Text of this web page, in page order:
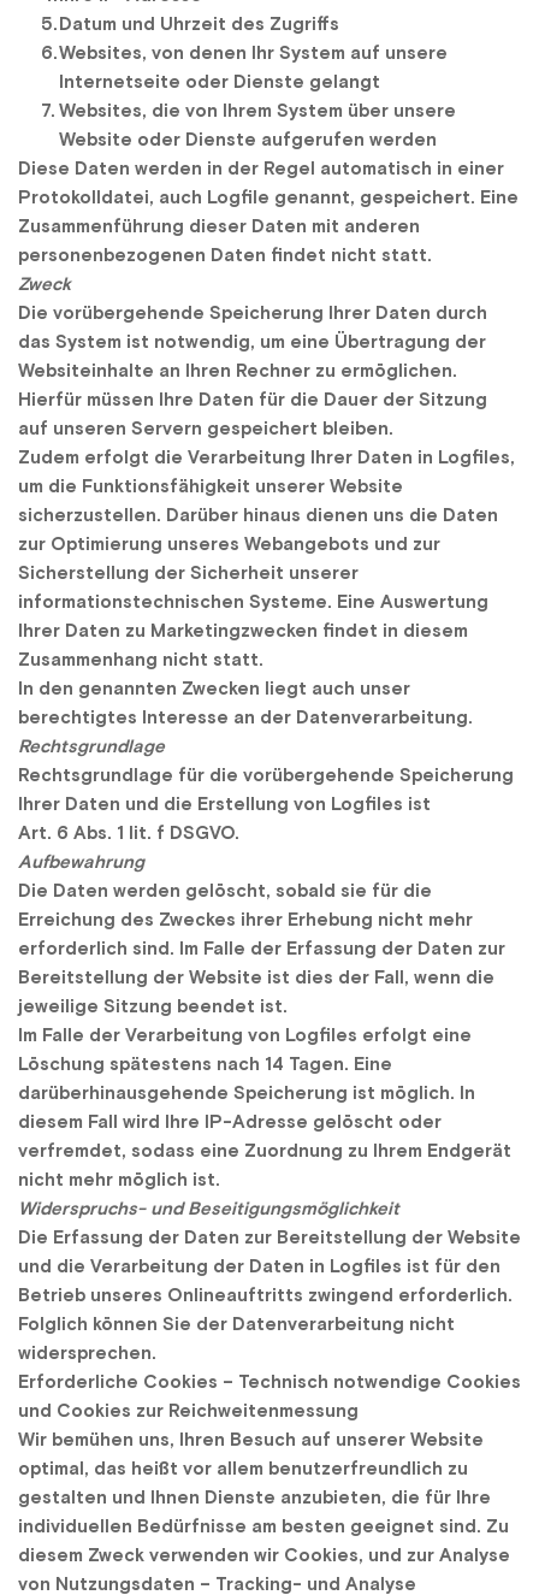
Datum und Uhrzeit des Zugriffs
Websites, von denen Ihr System auf unsere
Internetseite oder Dienste gelangt
Websites, die von Ihrem System über unsere
Website oder Dienste aufgerufen werden
Diese Daten werden in der Regel automatisch in einer
Protokolldatei, auch Logfile genannt, gespeichert. Eine
Zusammenführung dieser Daten mit anderen
personenbezogenen Daten findet nicht statt.
Zweck
Die vorübergehende Speicherung Ihrer Daten durch
das System ist notwendig, um eine Übertragung der
Websiteinhalte an Ihren Rechner zu ermöglichen.
Hierfür müssen Ihre Daten für die Dauer der Sitzung
auf unseren Servern gespeichert bleiben.
Zudem erfolgt die Verarbeitung Ihrer Daten in Logfiles,
um die Funktionsfähigkeit unserer Website
sicherzustellen. Darüber hinaus dienen uns die Daten
zur Optimierung unseres Webangebots und zur
Sicherstellung der Sicherheit unserer
informationstechnischen Systeme. Eine Auswertung
Ihrer Daten zu Marketingzwecken findet in diesem
Zusammenhang nicht statt.
In den genannten Zwecken liegt auch unser
berechtigtes Interesse an der Datenverarbeitung.
Rechtsgrundlage
Rechtsgrundlage für die vorübergehende Speicherung
Ihrer Daten und die Erstellung von Logfiles ist
Art. 6 Abs. 1 lit. f DSGVO.
Aufbewahrung
Die Daten werden gelöscht, sobald sie für die
Erreichung des Zweckes ihrer Erhebung nicht mehr
erforderlich sind. Im Falle der Erfassung der Daten zur
Bereitstellung der Website ist dies der Fall, wenn die
jeweilige Sitzung beendet ist.
Im Falle der Verarbeitung von Logfiles erfolgt eine
Löschung spätestens nach 14 Tagen. Eine
darüberhinausgehende Speicherung ist möglich. In
diesem Fall wird Ihre IP-Adresse gelöscht oder
verfremdet, sodass eine Zuordnung zu Ihrem Endgerät
nicht mehr möglich ist.
Widerspruchs- und Beseitigungsmöglichkeit
Die Erfassung der Daten zur Bereitstellung der Website
und die Verarbeitung der Daten in Logfiles ist für den
Betrieb unseres Onlineauftritts zwingend erforderlich.
Folglich können Sie der Datenverarbeitung nicht
widersprechen.
Erforderliche Cookies – Technisch notwendige Cookies
und Cookies zur Reichweitenmessung
Wir bemühen uns, Ihren Besuch auf unserer Website
optimal, das heißt vor allem benutzerfreundlich zu
gestalten und Ihnen Dienste anzubieten, die für Ihre
individuellen Bedürfnisse am besten geeignet sind. Zu
diesem Zweck verwenden wir Cookies, und zur Analyse
von Nutzungsdaten – Tracking- und Analyse